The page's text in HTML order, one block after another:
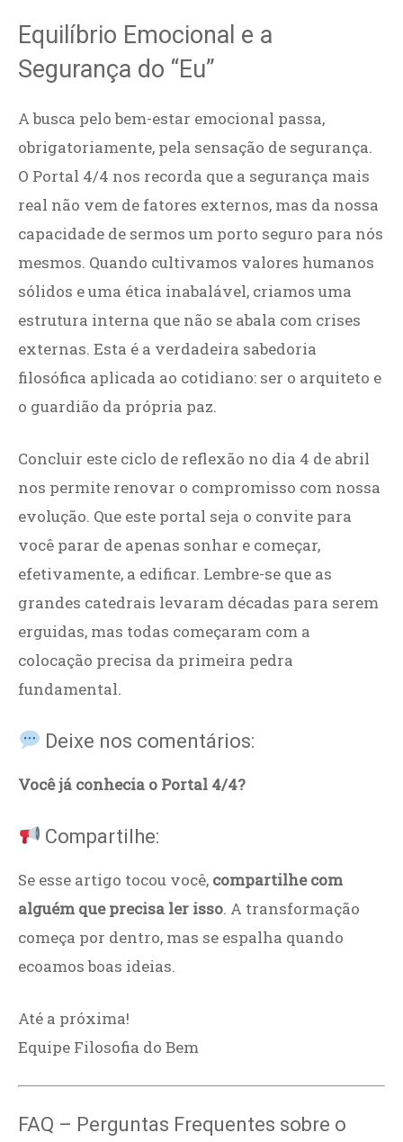
Equilíbrio Emocional e a
Segurança do “Eu”
A busca pelo bem-estar emocional passa,
obrigatoriamente, pela sensação de segurança.
O Portal 4/4 nos recorda que a segurança mais
real não vem de fatores externos, mas da nossa
capacidade de sermos um porto seguro para nós
mesmos. Quando cultivamos valores humanos
sólidos e uma ética inabalável, criamos uma
estrutura interna que não se abala com crises
externas. Esta é a verdadeira sabedoria
filosófica aplicada ao cotidiano: ser o arquiteto e
o guardião da própria paz.
Concluir este ciclo de reflexão no dia 4 de abril
nos permite renovar o compromisso com nossa
evolução. Que este portal seja o convite para
você parar de apenas sonhar e começar,
efetivamente, a edificar. Lembre-se que as
grandes catedrais levaram décadas para serem
erguidas, mas todas começaram com a
colocação precisa da primeira pedra
fundamental.
Deixe nos comentários:
Você já conhecia o Portal 4/4?
Compartilhe:
Se esse artigo tocou você, compartilhe com
alguém que precisa ler isso. A transformação
começa por dentro, mas se espalha quando
ecoamos boas ideias.
Até a próxima!
Equipe Filosofia do Bem
FAQ – Perguntas Frequentes sobre o